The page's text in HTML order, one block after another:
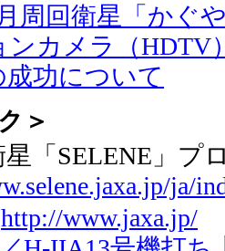
月周回衛星「かぐ
ンカメラ（HDTV
功について
＞
星「SELENE」プ
ja/
http://www.jaxa.jp/